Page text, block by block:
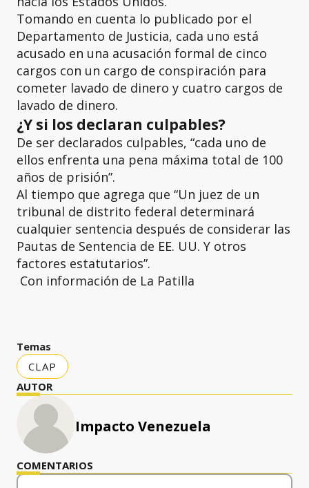
Tomando en cuenta lo publicado por el
Departamento de Justicia, cada uno está
acusado en una acusación formal de cinco
cargos con un cargo de conspiración para
cometer lavado de dinero y cuatro cargos de
lavado de dinero.
¿Y si los declaran culpables?
De ser declarados culpables, “cada uno de
ellos enfrenta una pena máxima total de 100
años de prisión”.
Al tiempo que agrega que “Un juez de un
tribunal de distrito federal determinará
cualquier sentencia después de considerar las
Pautas de Sentencia de EE. UU. Y otros
factores estatutarios”.
Con información de La Patilla
Temas
CLAP
AUTOR
Impacto Venezuela
COMENTARIOS